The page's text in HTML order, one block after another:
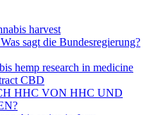
sagt die Bundesregierung?
HHC VON HHC UND